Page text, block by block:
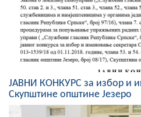
ЈАВНИ КОНКУРС за избор и
Скупштине општине Језеро